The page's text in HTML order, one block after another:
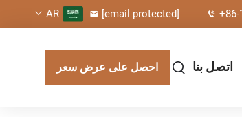
+86-
[email protected]
AR
اتصل بنا احصل على عرض سعر